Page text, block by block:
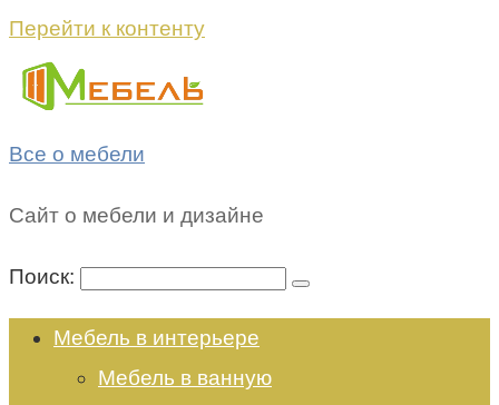
Перейти к контенту
Все о мебели
Сайт о мебели и дизайне
Поиск:
Мебель в интерьере
Мебель в ванную